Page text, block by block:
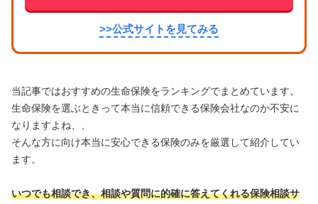
>>公式サイトを見てみる
当記事ではおすすめの生命保険をランキングでまとめています。
生命保険を選ぶときって本当に信頼できる保険会社なのか不安に
なりますよね、、
そんな方に向け本当に安心できる保険のみを厳選して紹介してい
ます。
いつでも相談でき、相談や質問に的確に答えてくれる保険相談サ